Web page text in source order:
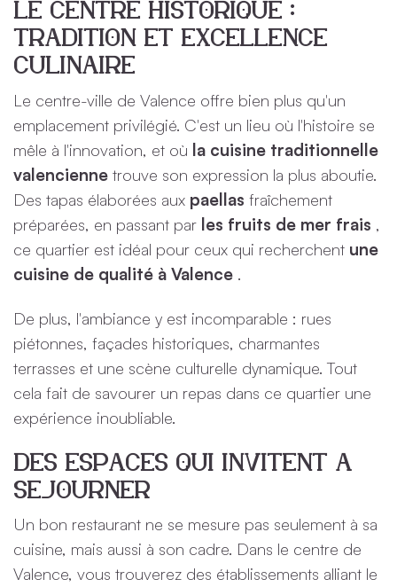
Le centre historique :
tradition et excellence
culinaire
Le centre-ville de Valence offre bien plus qu'un
emplacement privilégié. C'est un lieu où l'histoire se
mêle à l'innovation, et où la cuisine traditionnelle
valencienne trouve son expression la plus aboutie.
Des tapas élaborées aux paellas fraîchement
préparées, en passant par les fruits de mer frais ,
ce quartier est idéal pour ceux qui recherchent une
cuisine de qualité à Valence .
De plus, l'ambiance y est incomparable : rues
piétonnes, façades historiques, charmantes
terrasses et une scène culturelle dynamique. Tout
cela fait de savourer un repas dans ce quartier une
expérience inoubliable.
Des espaces qui invitent à
séjourner
Un bon restaurant ne se mesure pas seulement à sa
cuisine, mais aussi à son cadre. Dans le centre de
Valence, vous trouverez des établissements alliant le